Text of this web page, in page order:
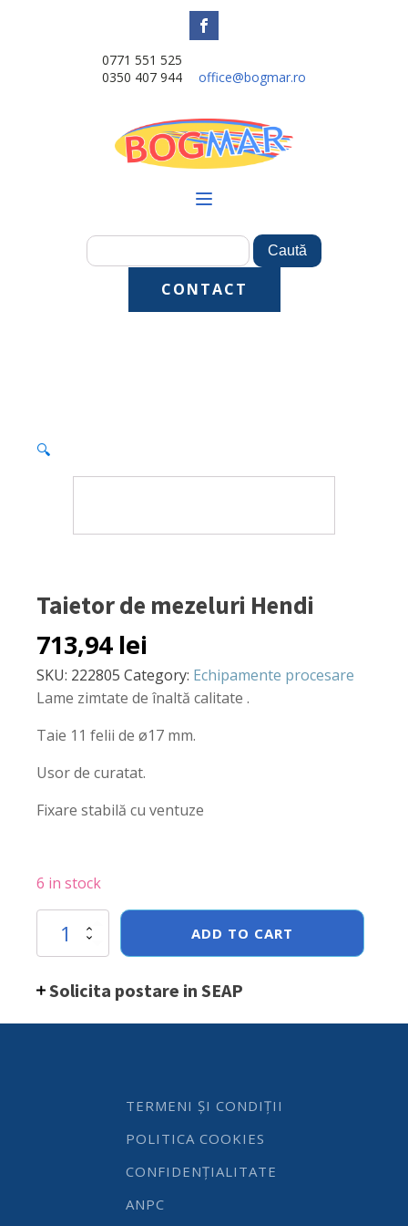
0771 551 525
0350 407 944
office@bogmar.ro
CONTACT
🔍
Taietor de mezeluri Hendi
713,94 lei
SKU: 222805 Category: Echipamente procesare
Lame zimtate de înaltă calitate .
Taie 11 felii de ø17 mm.
Usor de curatat.
Fixare stabilă cu ventuze
6 in stock
Taietor
mezeluri
quantity
ADD TO CART
Solicita postare in SEAP
TERMENI ȘI CONDIȚII
POLITICA COOKIES
CONFIDENȚIALITATE
ANPC